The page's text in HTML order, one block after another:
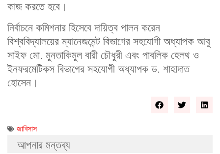
কাজ করতে হবে।
নির্বাচনে কমিশনার হিসেবে দায়িত্ব পালন করেন
বিশ্ববিদ্যালয়ের ম্যানেজমেন্ট বিভাগের সহযোগী অধ্যাপক আবু
সাইফ মো. মুনতাকিমুল বারী চৌধুরী এবং পাবলিক হেলথ ও
ইনফরমেটিকস বিভাগের সহযোগী অধ্যাপক ড. শাহাদাত
হোসেন।
জাবিসাস
আপনার মন্তব্য